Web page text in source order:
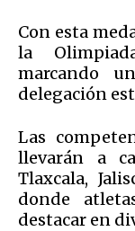
Con esta
la
marcando
delegación
Las
llevarán a
Tlaxcala,
donde
destacar en